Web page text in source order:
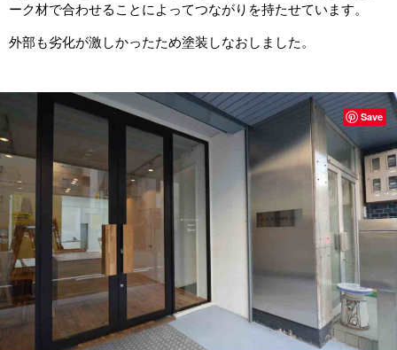
ーク材で合わせることによってつながりを持たせています。
外部も劣化が激しかったため塗装しなおしました。
Save